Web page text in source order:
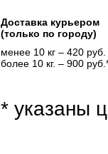
Доставка курьером
(только по городу)
менее 10 кг – 420 руб.
более 10 кг. – 900
* указаны